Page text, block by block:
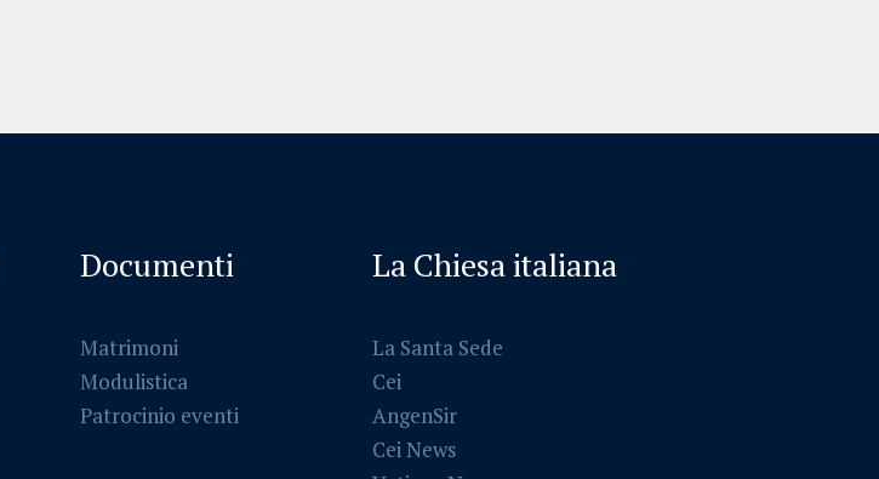
Documenti
Matrimoni
Modulistica
Patrocinio eventi
La Chiesa italiana
La Santa Sede
Cei
AngenSir
Cei News